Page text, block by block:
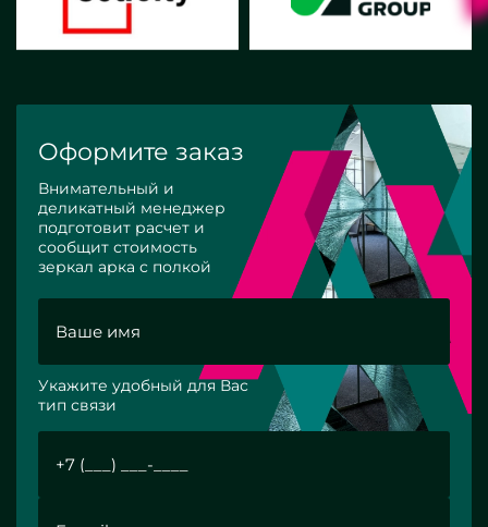
Оформите заказ
Внимательный и
деликатный менеджер
подготовит расчет и
сообщит стоимость
зеркал арка с полкой
Укажите удобный для Вас
тип связи